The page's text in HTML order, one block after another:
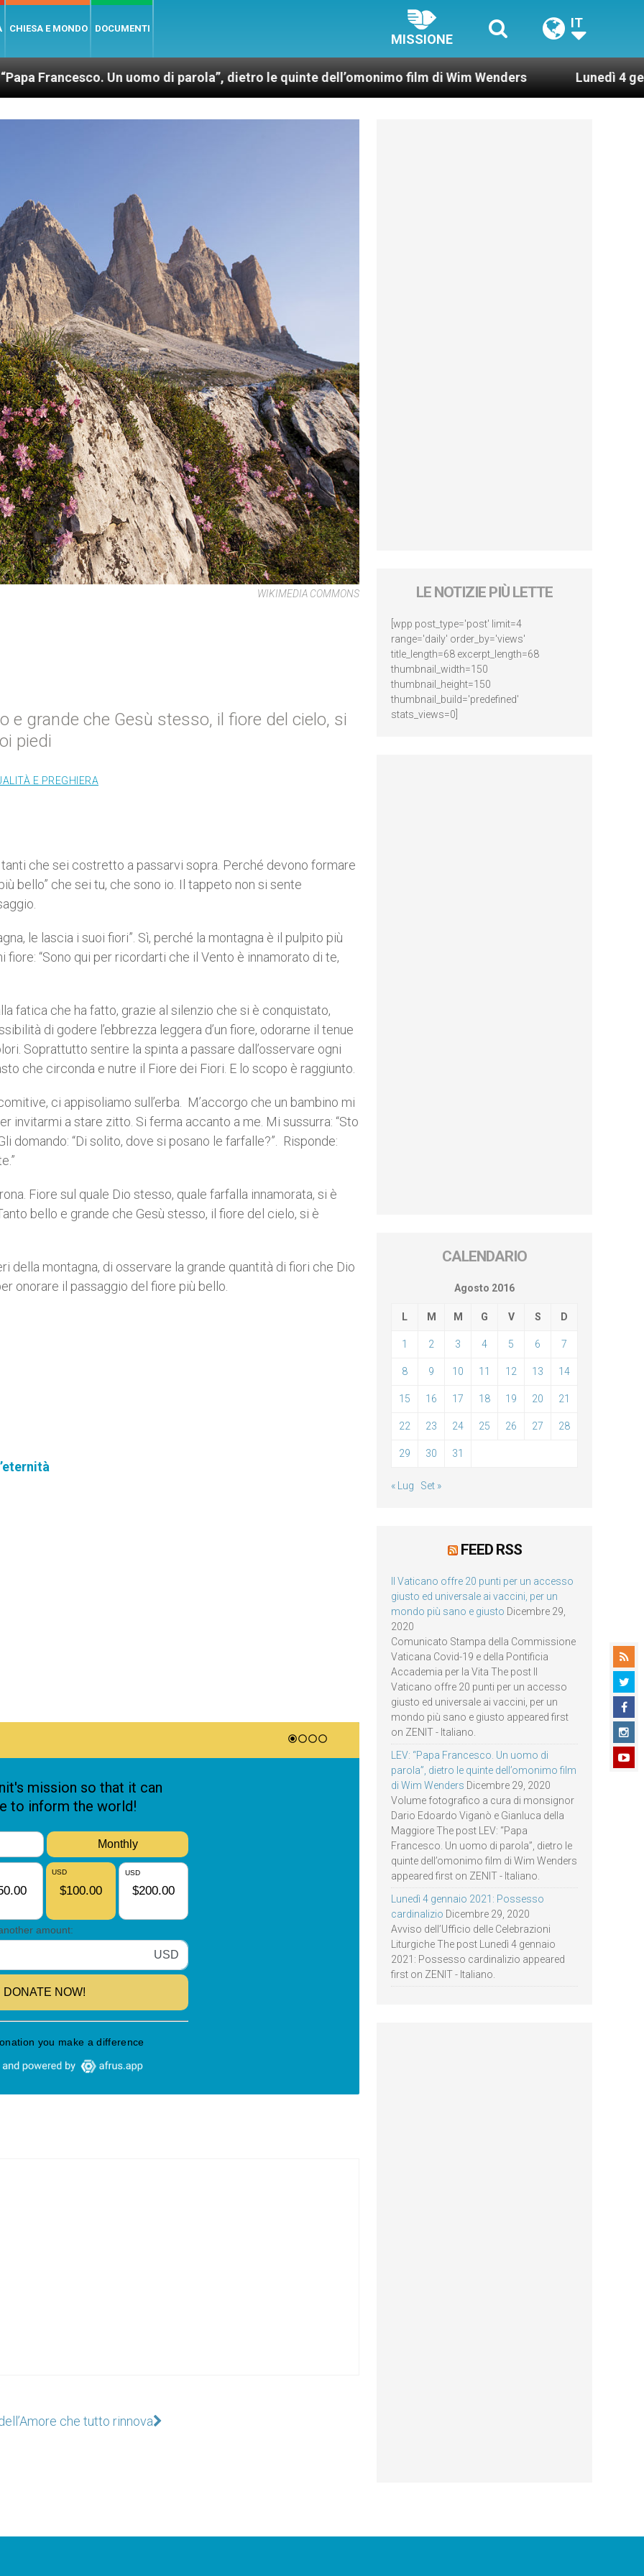
CHIESA E MONDO DOCUMENTI
MISSIONE
IT
Un uomo di parola”, dietro le quinte dell’omonimo film di Wim Wenders Lunedì 4 gennaio
WIKIMEDIA COMMONS
e grande che Gesù stesso, il fiore del cielo, si
piedi
E PREGHIERA
che sei costretto a passarvi sopra. Perché devono formare
bello” che sei tu, che sono io. Il tappeto non si sente
le lascia i suoi fiori”. Sì, perché la montagna è il pulpito più
“Sono qui per ricordarti che il Vento è innamorato di te,
fatica che ha fatto, grazie al silenzio che si è conquistato,
di godere l’ebbrezza leggera d’un fiore, odorarne il tenue
Soprattutto sentire la spinta a passare dall’osservare ogni
che circonda e nutre il Fiore dei Fiori. E lo scopo è raggiunto.
ci appisoliamo sull’erba. M’accorgo che un bambino mi
invitarmi a stare zitto. Si ferma accanto a me. Mi sussurra: “Sto
domando: “Di solito, dove si posano le farfalle?”. Risponde:
Fiore sul quale Dio stesso, quale farfalla innamorata, si è
bello e grande che Gesù stesso, il fiore del cielo, si è
della montagna, di osservare la grande quantità di fiori che Dio
onorare il passaggio del fiore più bello.
che tutto rinnova
LE NOTIZIE PIÙ LETTE
[wpp post_type='post' limit=4
range='daily' order_by='views'
title_length=68 excerpt_length=68
thumbnail_width=150
thumbnail_height=150
thumbnail_build='predefined'
stats_views=0]
CALENDARIO
Agosto 2016
L M M G V S D
1 2 3 4 5 6 7
8 9 10 11 12 13 14
15 16 17 18 19 20 21
22 23 24 25 26 27 28
29 30 31
« Lug Set »
FEED RSS
Il Vaticano offre 20 punti per un accesso
giusto ed universale ai vaccini, per un
mondo più sano e giusto Dicembre 29,
2020
Comunicato Stampa della Commissione
Vaticana Covid-19 e della Pontificia
Accademia per la Vita The post Il
Vaticano offre 20 punti per un accesso
giusto ed universale ai vaccini, per un
mondo più sano e giusto appeared first
on ZENIT - Italiano.
LEV: “Papa Francesco. Un uomo di
parola”, dietro le quinte dell’omonimo film
di Wim Wenders Dicembre 29, 2020
Volume fotografico a cura di monsignor
Dario Edoardo Viganò e Gianluca della
Maggiore The post LEV: “Papa
Francesco. Un uomo di parola”, dietro le
quinte dell’omonimo film di Wim Wenders
appeared first on ZENIT - Italiano.
Lunedì 4 gennaio 2021: Possesso
cardinalizio Dicembre 29, 2020
Avviso dell’Ufficio delle Celebrazioni
Liturgiche The post Lunedì 4 gennaio
2021: Possesso cardinalizio appeared
first on ZENIT - Italiano.